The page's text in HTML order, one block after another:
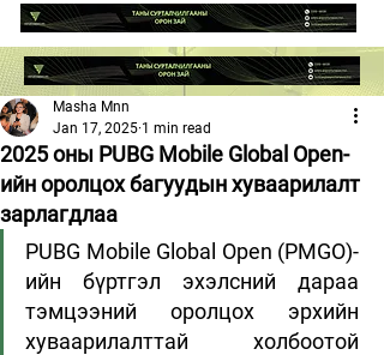
2025 оны PUBG Mobile Global Open-
ийн оролцох багуудын хуваарилалт
зарлагдлаа
Masha Mnn
Jan 17, 2025 1 min read
PUBG Mobile Global Open (PMGO)-
ийн бүртгэл эхэлсний дараа
тэмцээний оролцох эрхийн
хуваарилалттай холбоотой